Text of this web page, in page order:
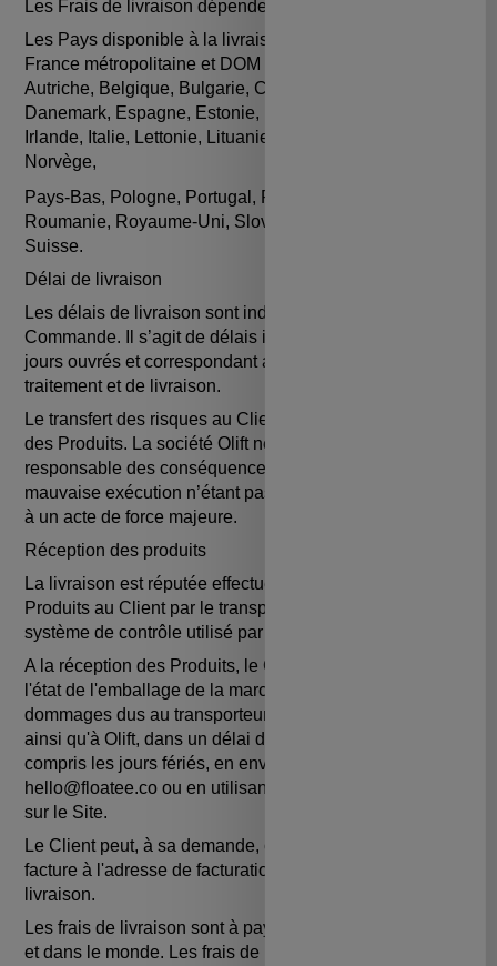
Les Frais de livraison dépendent du pays de destination.
Les Pays disponible à la livraison sont les suivants :
France métropolitaine et DOM TOM, Allemagne,
Autriche, Belgique, Bulgarie, Chypre, Croatie,
Danemark, Espagne, Estonie, Finlande, Grèce, Hongrie,
Irlande, Italie, Lettonie, Lituanie, Luxembourg, Malte,
Norvège,
Pays-Bas, Pologne, Portugal, République Tchèque,
Roumanie, Royaume-Uni, Slovaquie, Slovénie, Suède,
Suisse.
Délai de livraison
Les délais de livraison sont indiqués lors de la
Commande. Il s’agit de délais indicatifs, exprimés en
jours ouvrés et correspondant aux délais moyens de
traitement et de livraison.
Le transfert des risques au Client s’opère dès la livraison
des Produits. La société Olift ne pourra être tenu
responsable des conséquences d’une inexécution ou
mauvaise exécution n’étant pas de son fait ou étant dues
à un acte de force majeure.
Réception des produits
La livraison est réputée effectuée dès la remise des
Produits au Client par le transporteur, matérialisée par le
système de contrôle utilisé par celui-ci.
A la réception des Produits, le Client est tenu de vérifier
l'état de l'emballage de la marchandise et de signaler les
dommages dus au transporteur sur le bon de livraison,
ainsi qu'à Olift, dans un délai de trois (3) jours, non
compris les jours fériés, en envoyant un mail à
hello@floatee.co ou en utilisant le formulaire de contact
sur le Site.
Le Client peut, à sa demande, obtenir l'envoi d'une
facture à l'adresse de facturation et non à l'adresse de
livraison.
Les frais de livraison sont à payer par le client en France
et dans le monde. Les frais de retour seront à la charge